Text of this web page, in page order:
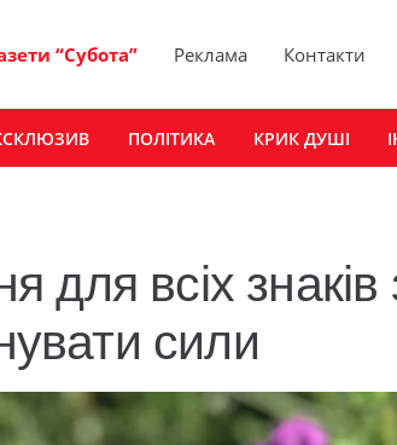
“Субота” Реклама Контакти
ПОЛІТИКА КРИК ДУШІ
для всіх знаків
сили